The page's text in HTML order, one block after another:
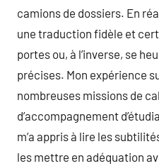
camions de dossiers. En
une traduction fidèle et
portes ou, à l’inverse, se
précises. Mon expérience
nombreuses missions de
d’accompagnement
m’a appris à lire les
les mettre en adéquation